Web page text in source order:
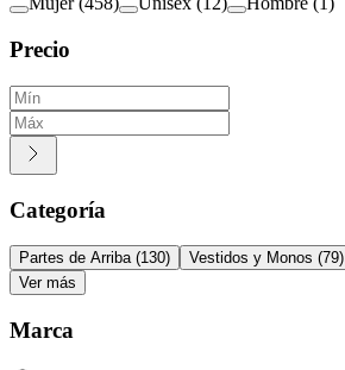
Precio
Categoría
Partes de Arriba (130) Vestidos y Monos (79)
Ver más
Marca